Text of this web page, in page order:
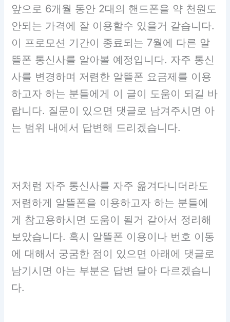
앞으로 6개월 동안 2대의 핸드폰을 약 천원도
안되는 가격에 잘 이용할수 있을거 같습니다.
이 프로모션 기간이 종료되는 7월에 다른 알
뜰폰 통신사를 알아볼 예정입니다. 자주 통신
사를 변경하며 저렴한 알뜰폰 요금제를 이용
하고자 하는 분들에게 이 글이 도움이 되길 바
랍니다. 질문이 있으면 댓글로 남겨주시면 아
는 범위 내에서 답변해 드리겠습니다.
저처럼 자주 통신사를 자주 옮겨다니더라도
저렴하게 알뜰폰을 이용하고자 하는 분들에
게 참고용하시면 도움이 될거 같아서 정리해
보았습니다. 혹시 알뜰폰 이용이나 번호 이동
에 대해서 궁굼한 점이 있으면 아래에 댓글로
남기시면 아는 부분은 답변 달아 다르겠습니
다.